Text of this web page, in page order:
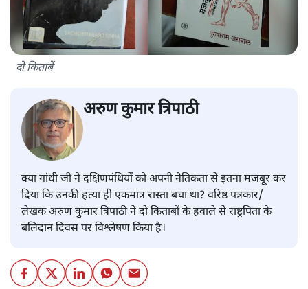
दो किताबें
अरुण कुमार त्रिपाठी
क्या गांधी जी ने दक्षिणपंथियों को अपनी नैतिकता से इतना मजबूर कर
दिया कि उनकी हत्या ही एकमात्र रास्ता बचा था? वरिष्ठ पत्रकार/
लेखक अरुण कुमार त्रिपाठी ने दो किताबों के हवाले से राष्ट्रपिता के
बलिदान दिवस पर विश्लेषण किया है।